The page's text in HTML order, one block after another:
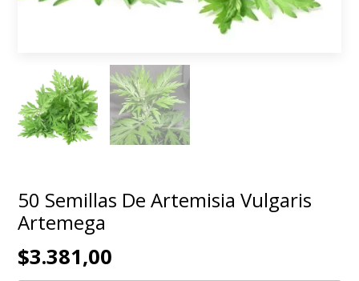
50 Semillas De Artemisia Vulgaris
Artemega
$3.381,00